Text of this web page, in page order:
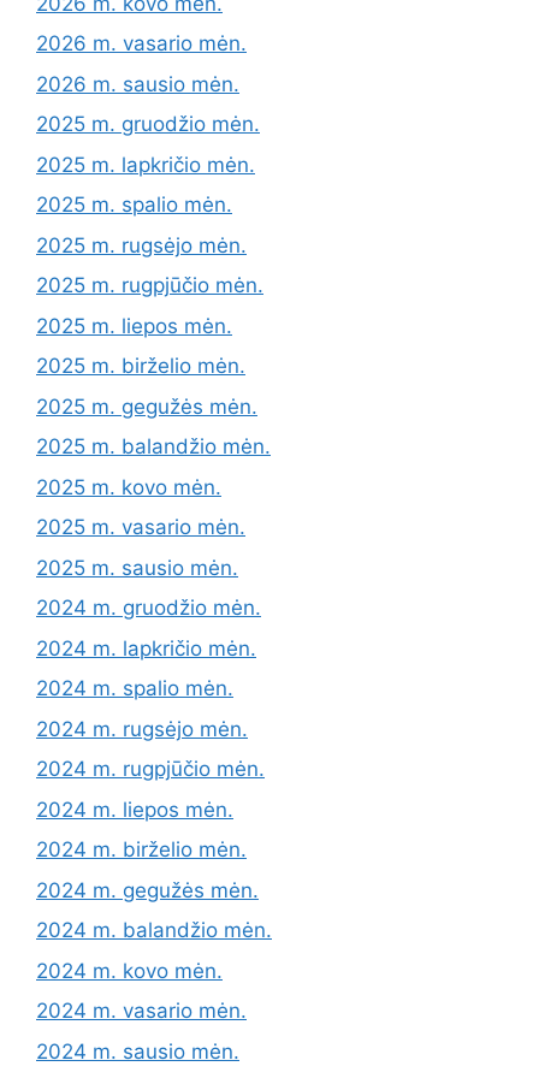
2026 m. vasario mėn.
2026 m. sausio mėn.
2025 m. gruodžio mėn.
2025 m. lapkričio mėn.
2025 m. spalio mėn.
2025 m. rugsėjo mėn.
2025 m. rugpjūčio mėn.
2025 m. liepos mėn.
2025 m. birželio mėn.
2025 m. gegužės mėn.
2025 m. balandžio mėn.
2025 m. kovo mėn.
2025 m. vasario mėn.
2025 m. sausio mėn.
2024 m. gruodžio mėn.
2024 m. lapkričio mėn.
2024 m. spalio mėn.
2024 m. rugsėjo mėn.
2024 m. rugpjūčio mėn.
2024 m. liepos mėn.
2024 m. birželio mėn.
2024 m. gegužės mėn.
2024 m. balandžio mėn.
2024 m. kovo mėn.
2024 m. vasario mėn.
2024 m. sausio mėn.